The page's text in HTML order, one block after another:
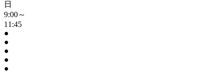
日
9:00～
11:45
●
●
●
●
●